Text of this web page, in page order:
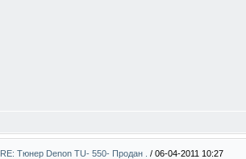
RE: Тюнер Denon TU- 550- Продан . / 06-04-2011 10:27